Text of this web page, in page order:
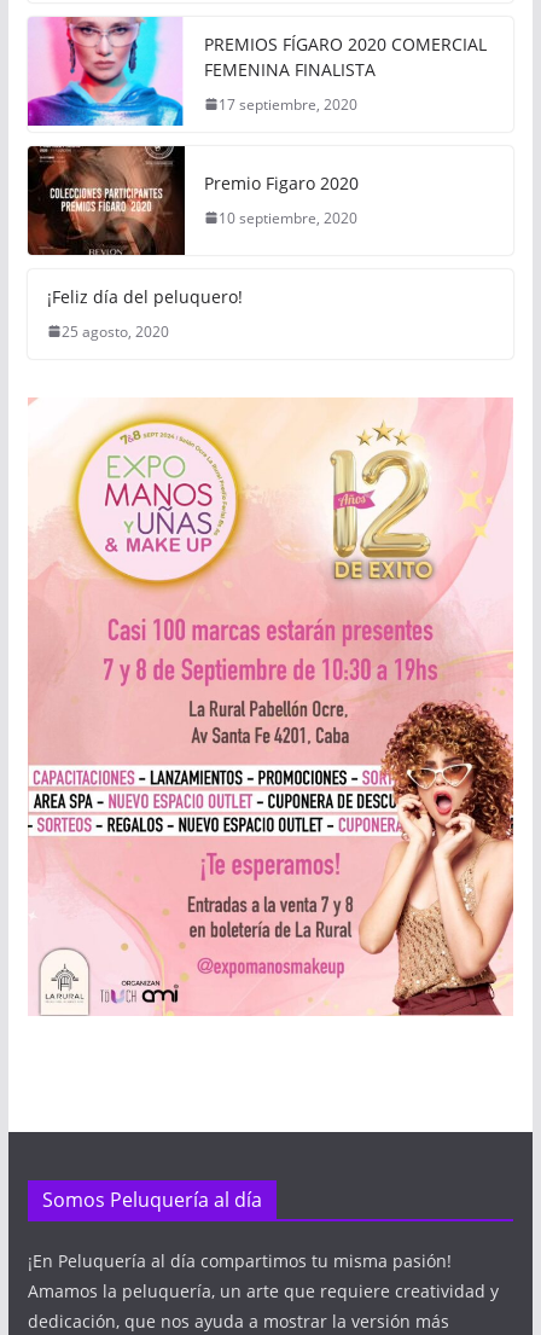
PREMIOS FÍGARO 2020 COMERCIAL
FEMENINA FINALISTA
17 septiembre, 2020
Premio Figaro 2020
10 septiembre, 2020
¡Feliz día del peluquero!
25 agosto, 2020
Somos Peluquería al día
¡En Peluquería al día compartimos tu misma pasión!
Amamos la peluquería, un arte que requiere creatividad y
dedicación, que nos ayuda a mostrar la versión más